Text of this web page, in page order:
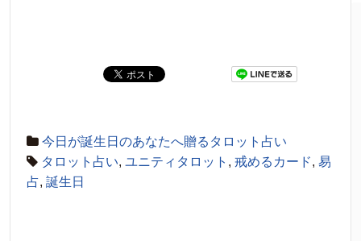
今日が誕生日のあなたへ贈るタロット占い
タロット占い, ユニティタロット , 戒めるカード, 易
占, 誕生日